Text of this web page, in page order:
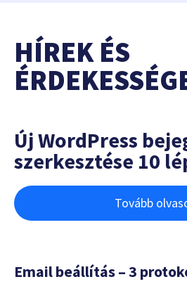
HÍREK ÉS
Új WordPress
szerkesztése 10
Tovább
Email beállítás – 3